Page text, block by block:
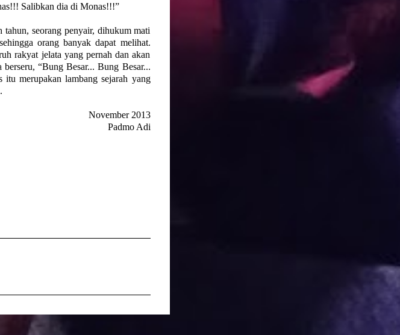
Salibkan dia di Monas!!!”
seorang penyair, dihukum mati
orang banyak dapat melihat.
rakyat jelata yang pernah dan akan
“Bung Besar... Bung Besar...
merupakan lambang sejarah yang
November 2013
Padmo Adi